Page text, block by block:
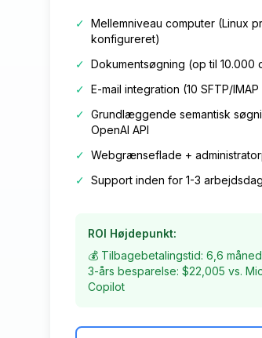
✓ Mellemniveau computer (Linux
konfigureret)
✓ Dokumentsøgning (op til 10.000
✓ E-mail integration (10 SFTP/
✓ Grundlæggende semantisk
OpenAI API
✓ Webgrænseflade +
✓ Support inden for 1-3
ROI Højdepunkt:
💰 Tilbagebetalingstid: 6,6
3-års besparelse: $22,005 vs.
Copilot